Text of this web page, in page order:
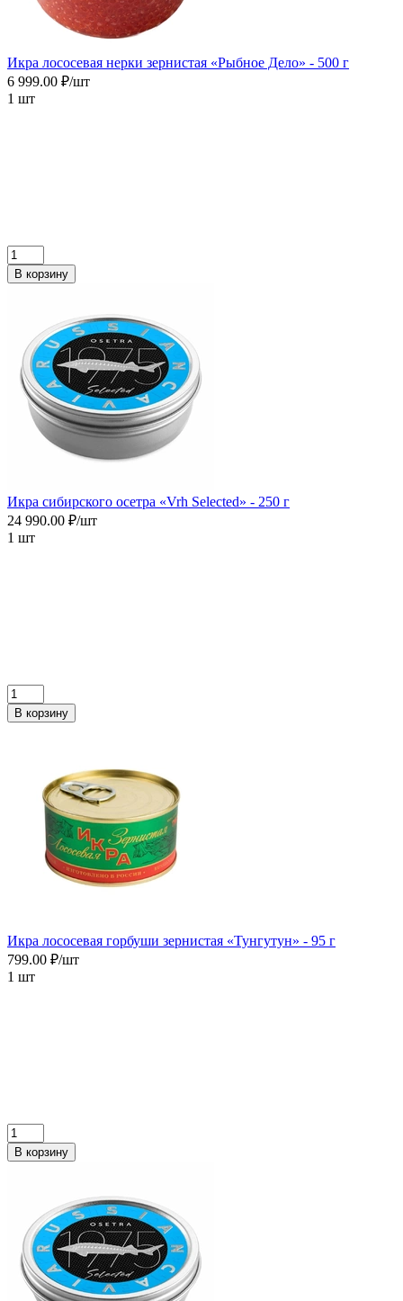
Икра лососевая нерки зернистая «Рыбное Дело» - 500 г
6 999.00 ₽/шт
1 шт
В корзину
Икра сибирского осетра «Vrh Selected» - 250 г
24 990.00 ₽/шт
1 шт
В корзину
Икра лососевая горбуши зернистая «Тунгутун» - 95 г
799.00 ₽/шт
1 шт
В корзину